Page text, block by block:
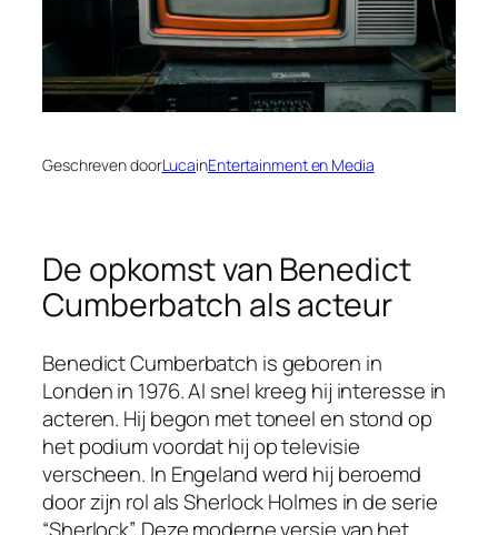
Geschreven doorLucainEntertainment en Media
De opkomst van Benedict
Cumberbatch als acteur
Benedict Cumberbatch is geboren in
Londen in 1976. Al snel kreeg hij interesse in
acteren. Hij begon met toneel en stond op
het podium voordat hij op televisie
verscheen. In Engeland werd hij beroemd
door zijn rol als Sherlock Holmes in de serie
“Sherlock”. Deze moderne versie van het